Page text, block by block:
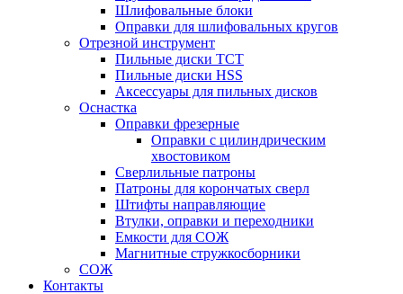
Шлифовальные блоки
Оправки для шлифовальных кругов
Отрезной инструмент
Пильные диски ТСТ
Пильные диски HSS
Аксессуары для пильных дисков
Оснастка
Оправки фрезерные
Оправки с цилиндрическим
хвостовиком
Сверлильные патроны
Патроны для корончатых сверл
Штифты направляющие
Втулки, оправки и переходники
Емкости для СОЖ
Магнитные стружкосборники
СОЖ
Контакты